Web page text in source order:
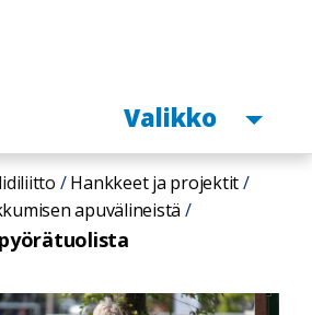
Avaa
Valikko
Hankkeet ja projektit
apuvälineistä